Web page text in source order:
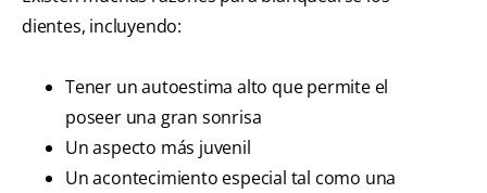
dientes, incluyendo:
Tener un autoestima alto que permite el
poseer una gran sonrisa
Un aspecto más juvenil
Un acontecimiento especial tal como una